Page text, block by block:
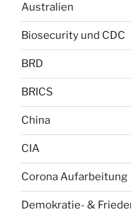
Australien
Biosecurity und CDC
BRD
BRICS
China
CIA
Corona Aufarbeitung
Demokratie- &